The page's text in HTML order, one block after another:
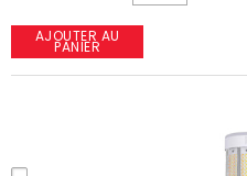
AJOUTER AU
PANIER